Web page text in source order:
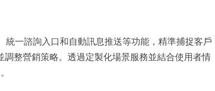
一諮詢入口和自動訊息推送等功能，精準捕捉客戶
整營銷策略。透過定製化場景服務並結合使用者情